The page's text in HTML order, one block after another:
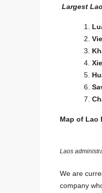
Largest
Map of Lao
Laos
We are
company